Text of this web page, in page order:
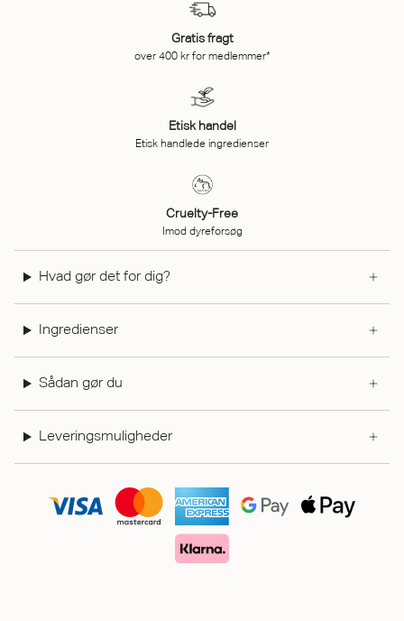
Gratis fragt
over 400 kr for medlemmer*
Etisk handel
Etisk handlede ingredienser
Cruelty-Free
Imod dyreforsøg
Hvad gør det for dig?
Ingredienser
Sådan gør du
Leveringsmuligheder